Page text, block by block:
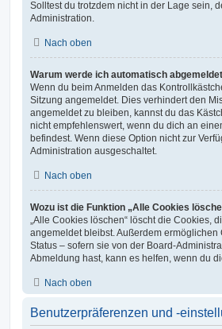
Solltest du trotzdem nicht in der Lage sein,
Administration.
Nach oben
Warum werde ich automatisch
Wenn du beim Anmelden das
Sitzung angemeldet. Dies verhindert den
angemeldet zu bleiben, kannst du das
nicht empfehlenswert, wenn du dich an
befindest. Wenn diese Option nicht zur
Administration ausgeschaltet.
Nach oben
Wozu ist die Funktion „Alle Cookies
„Alle Cookies löschen“ löscht die Cookies,
angemeldet bleibst. Außerdem
Status – sofern sie von der Board-
Abmeldung hast, kann es helfen, wenn du
Nach oben
Benutzerpräferenzen und -